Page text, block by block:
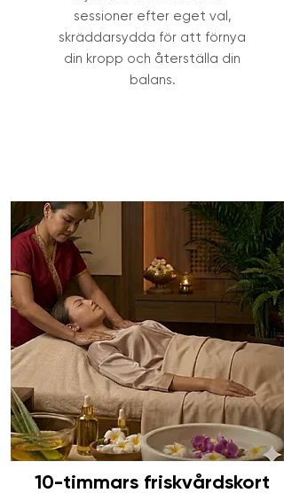
sessioner efter eget val,
skräddarsydda för att förnya
din kropp och återställa din
balans.
10-timmars friskvårdskort